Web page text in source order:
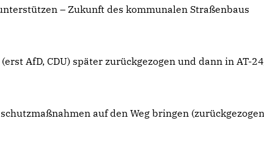
– Zukunft des kommunalen Straßenbaus
AfD, CDU) später zurückgezogen und dann in AT-
auf den Weg bringen